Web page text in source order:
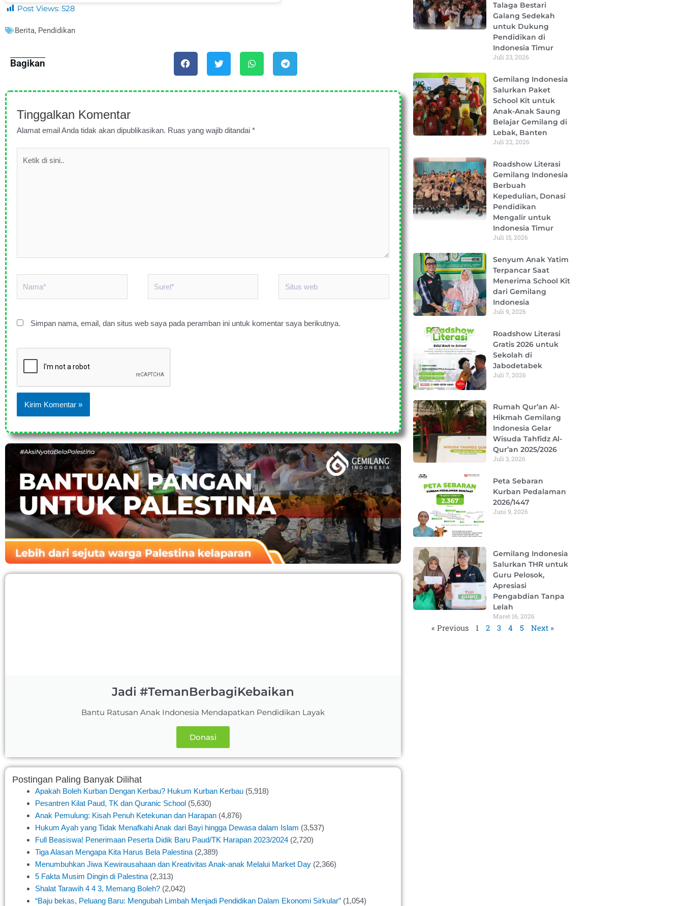
Post Views: 528
Berita, Pendidikan
Bagikan
Tinggalkan Komentar
Alamat email Anda tidak akan dipublikasikan. Ruas yang wajib ditandai *
web
Simpan nama, email, dan situs web saya pada peramban ini untuk komentar saya berikutnya.
Jadi #TemanBerbagiKebaikan
Bantu Ratusan Anak Indonesia Mendapatkan Pendidikan Layak
Donasi
Postingan Paling Banyak Dilihat
Apakah Boleh Kurban Dengan Kerbau? Hukum Kurban Kerbau (5,918)
Pesantren Kilat Paud, TK dan Quranic School (5,630)
Anak Pemulung: Kisah Penuh Ketekunan dan Harapan (4,876)
Hukum Ayah yang Tidak Menafkahi Anak dari Bayi hingga Dewasa dalam Islam (3,537)
Full Beasiswa! Penerimaan Peserta Didik Baru Paud/TK Harapan 2023/2024 (2,720)
Tiga Alasan Mengapa Kita Harus Bela Palestina (2,389)
Menumbuhkan Jiwa Kewirausahaan dan Kreativitas Anak-anak Melalui Market Day (2,366)
5 Fakta Musim Dingin di Palestina (2,313)
Shalat Tarawih 4 4 3, Memang Boleh? (2,042)
“Baju bekas, Peluang Baru: Mengubah Limbah Menjadi Pendidikan Dalam Ekonomi Sirkular” (1,054)
Talaga Bestari
Galang Sedekah
untuk Dukung
Pendidikan di
Indonesia Timur
Juli 23, 2026
Gemilang Indonesia
Salurkan Paket
School Kit untuk
Anak-Anak Saung
Belajar Gemilang di
Lebak, Banten
Juli 22, 2026
Roadshow Literasi
Gemilang Indonesia
Berbuah
Kepedulian, Donasi
Pendidikan
Mengalir untuk
Indonesia Timur
Juli 15, 2026
Senyum Anak Yatim
Terpancar Saat
Menerima School Kit
dari Gemilang
Indonesia
Juli 9, 2026
Roadshow Literasi
Gratis 2026 untuk
Sekolah di
Jabodetabek
Juli 7, 2026
Rumah Qur’an Al-
Hikmah Gemilang
Indonesia Gelar
Wisuda Tahfidz Al-
Qur’an 2025/2026
Juli 3, 2026
Peta Sebaran
Kurban Pedalaman
2026/1447
Juni 9, 2026
Gemilang Indonesia
Salurkan THR untuk
Guru Pelosok,
Apresiasi
Pengabdian Tanpa
Lelah
Maret 16, 2026
« Previous 1 2 3 4 5 Next »